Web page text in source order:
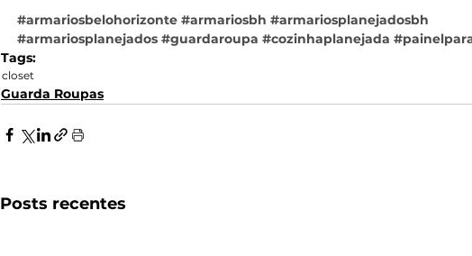
#armariosbelohorizonte #armariosbh #armariosplanejadosbh
#armariosplanejados #guardaroupa #cozinhaplanejada
Tags:
closet
Guarda Roupas
Posts recentes